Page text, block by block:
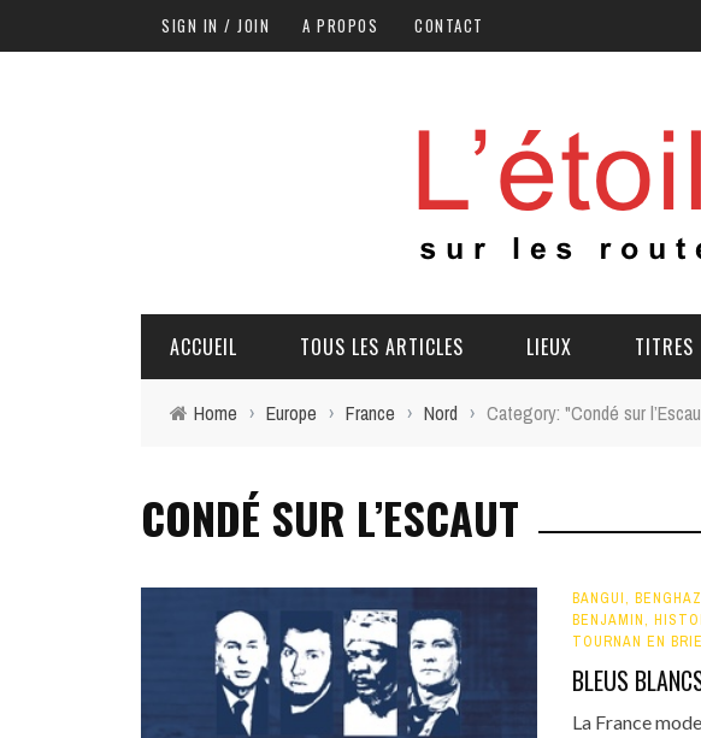
SIGN IN / JOIN A PROPOS CONTACT
ACCUEIL TOUS LES ARTICLES LIEUX TITRES
Home › Europe › France › Nord › Category: "Condé sur
CONDÉ SUR L’ESCAUT
BANGUI,
BENJAMIN,
TOURNAN EN BRIE
BLEUS
La France